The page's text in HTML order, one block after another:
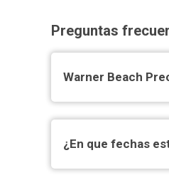
Preguntas
Warner Beach
¿En que fechas